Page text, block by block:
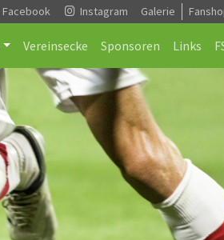
Facebook Instagram Galerie
Vereinsecke Sponsoren Links